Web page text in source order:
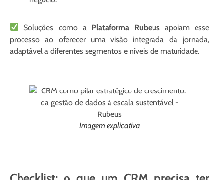
Soluções como a Plataforma Rubeusapoiam esse
processo ao oferecer uma visão integrada da jornada,
adaptável a diferentes segmentos e níveis de maturidade.
Imagem explicativa